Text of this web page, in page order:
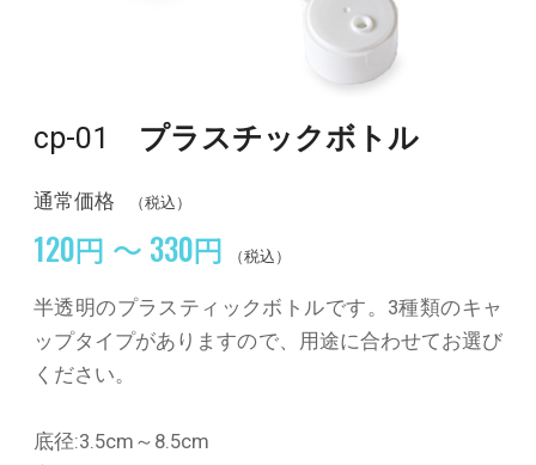
cp-01 プラスチックボトル
通常価格 （税込）
120円 ～ 330円 （税込）
半透明のプラスティックボトルです。3種類のキャ
ップタイプがありますので、用途に合わせてお選び
ください。
底径:3.5cm～8.5cm